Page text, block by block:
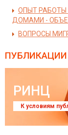
ОПЫТ
ДОМАМИ -
ВОПРОСЫ
ПУБЛИКАЦИИ
РИНЦ
К условиям